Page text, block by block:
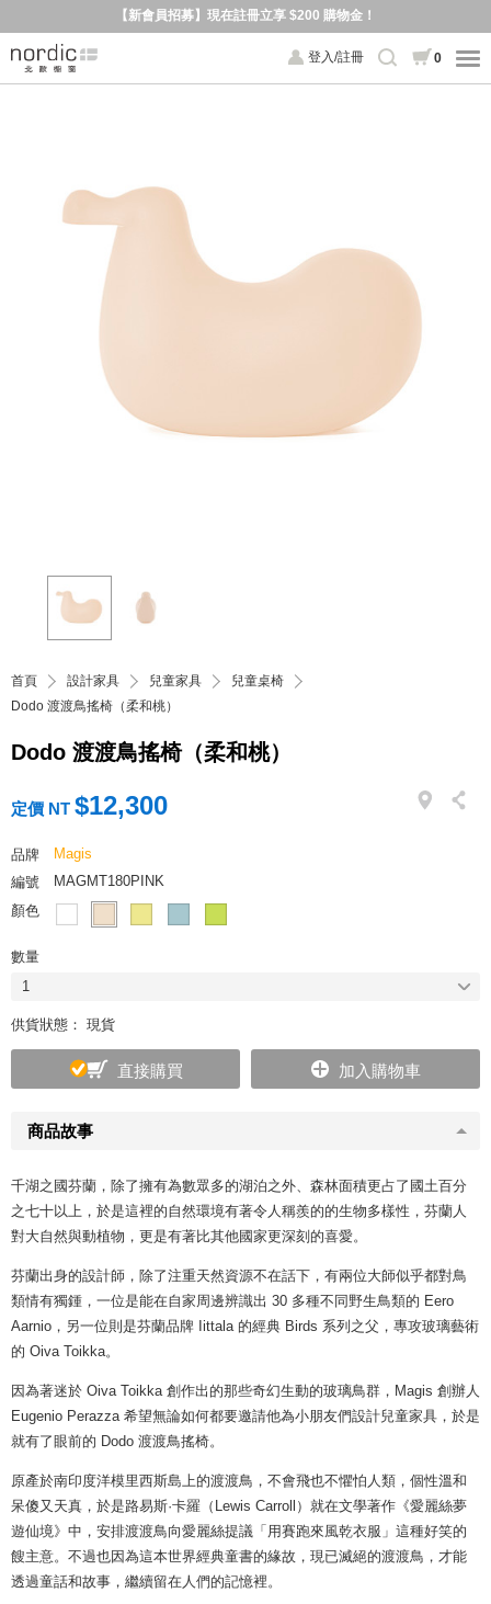
【新會員招募】現在註冊立享 $200 購物金！
登入/註冊 0
首頁 設計家具 兒童家具
兒童桌椅
Dodo 渡渡鳥搖椅（柔和桃）
Dodo 渡渡鳥搖椅（柔和桃）
商品故事
千湖之國芬蘭，除了擁有為數眾多的湖泊之外、森林面積更占了國土百分
之七十以上，於是這裡的自然環境有著令人稱羨的的生物多樣性，芬蘭人
對大自然與動植物，更是有著比其他國家更深刻的喜愛。
芬蘭出身的設計師，除了注重天然資源不在話下，有兩位大師似乎都對鳥
類情有獨鍾，一位是能在自家周邊辨識出 30 多種不同野生鳥類的 Eero
Aarnio，另一位則是芬蘭品牌 Iittala 的經典 Birds 系列之父，專攻玻璃藝術
的 Oiva Toikka。
因為著迷於 Oiva Toikka 創作出的那些奇幻生動的玻璃鳥群，Magis 創辦人
Eugenio Perazza 希望無論如何都要邀請他為小朋友們設計兒童家具，於是
就有了眼前的 Dodo 渡渡鳥搖椅。
原產於南印度洋模里西斯島上的渡渡鳥，不會飛也不懼怕人類，個性溫和
呆傻又天真，於是路易斯·卡羅（Lewis Carroll）就在文學著作《愛麗絲夢
遊仙境》中，安排渡渡鳥向愛麗絲提議「用賽跑來風乾衣服」這種好笑的
餿主意。不過也因為這本世界經典童書的緣故，現已滅絕的渡渡鳥，才能
透過童話和故事，繼續留在人們的記憶裡。
定價 NT $12,300
品牌
Magis
編號
MAGMT180PINK
顏色
數量
1
供貨狀態： 現貨
直接購買 加入購物車